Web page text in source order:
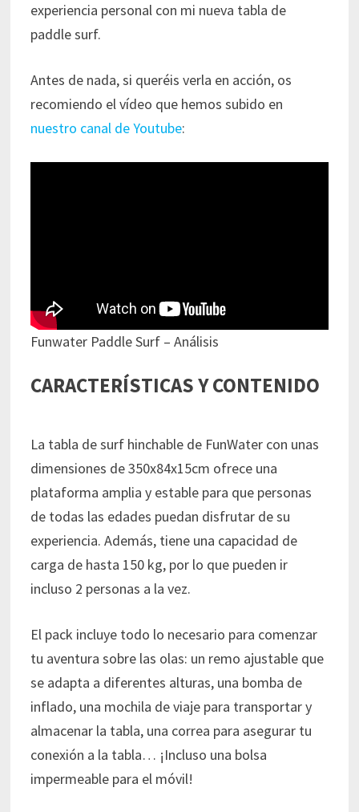
experiencia personal con mi nueva tabla de
paddle surf.
Antes de nada, si queréis verla en acción, os
recomiendo el vídeo que hemos subido en
nuestro canal de Youtube:
Funwater Paddle Surf – Análisis
CARACTERÍSTICAS Y CONTENIDO
La tabla de surf hinchable de FunWater con unas
dimensiones de 350x84x15cm ofrece una
plataforma amplia y estable para que personas
de todas las edades puedan disfrutar de su
experiencia. Además, tiene una capacidad de
carga de hasta 150 kg, por lo que pueden ir
incluso 2 personas a la vez.
El pack incluye todo lo necesario para comenzar
tu aventura sobre las olas: un remo ajustable que
se adapta a diferentes alturas, una bomba de
inflado, una mochila de viaje para transportar y
almacenar la tabla, una correa para asegurar tu
conexión a la tabla… ¡Incluso una bolsa
impermeable para el móvil!